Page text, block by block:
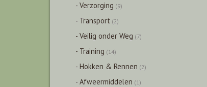
- Verzorging (9)
- Transport (2)
- Veilig onder Weg (7)
- Training (14)
- Hokken & Rennen (2)
- Afweermiddelen (1)